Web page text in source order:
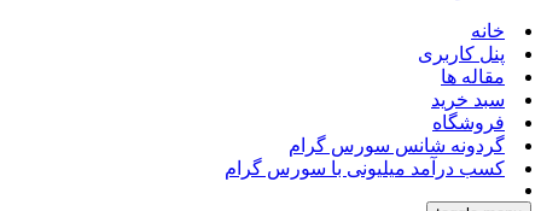
خانه
پنل کاربری
مقاله ها
سبد خرید
فروشگاه
گردونه شانس سورس گرام
کسب درآمد میلیونی با سورس گرام